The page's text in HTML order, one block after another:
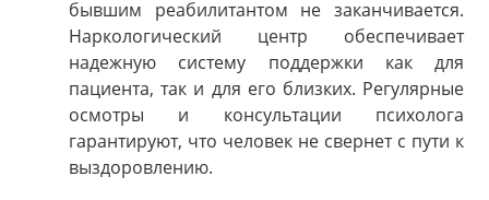
бывшим реабилитантом не заканчивается.
Наркологический центр обеспечивает
надежную систему поддержки как для
пациента, так и для его близких. Регулярные
осмотры и консультации психолога
гарантируют, что человек не свернет с пути к
выздоровлению.